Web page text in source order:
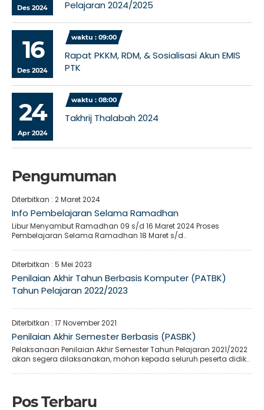
Des 2024
Pelajaran 2024/2025
16
Des 2024
waktu : 09:00
Rapat PKKM, RDM, & Sosialisasi Akun EMIS
PTK
24
Apr 2024
waktu : 08:00
Takhrij Thalabah 2024
Pengumuman
Diterbitkan : 2 Maret 2024
Info Pembelajaran Selama Ramadhan
Libur Menyambut Ramadhan 09 s/d 16 Maret 2024 Proses
Pembelajaran Selama Ramadhan 18 Maret s/d..
Diterbitkan : 5 Mei 2023
Penilaian Akhir Tahun Berbasis Komputer (PATBK)
Tahun Pelajaran 2022/2023
Diterbitkan : 17 November 2021
Penilaian Akhir Semester Berbasis (PASBK)
Pelaksanaan Penilaian Akhir Semester Tahun Pelajaran 2021/2022
akan segera dilaksanakan, mohon kepada seluruh peserta didik..
Pos Terbaru